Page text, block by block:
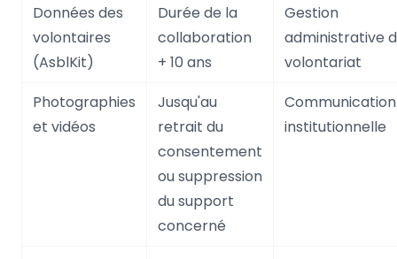
Données des
volontaires
(AsblKit)
Durée de la
collaboration
+ 10 ans
Gestion
administrative
volontariat
Photographies
et vidéos
Jusqu'au
retrait du
consentement
ou suppression
du support
concerné
Communication
institutionnelle